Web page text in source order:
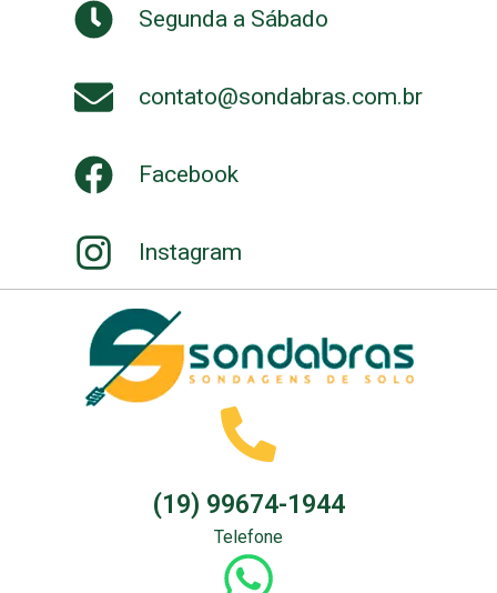
Segunda a Sábado
contato@sondabras.com.br
Facebook
Instagram
(19) 99674-1944
Telefone